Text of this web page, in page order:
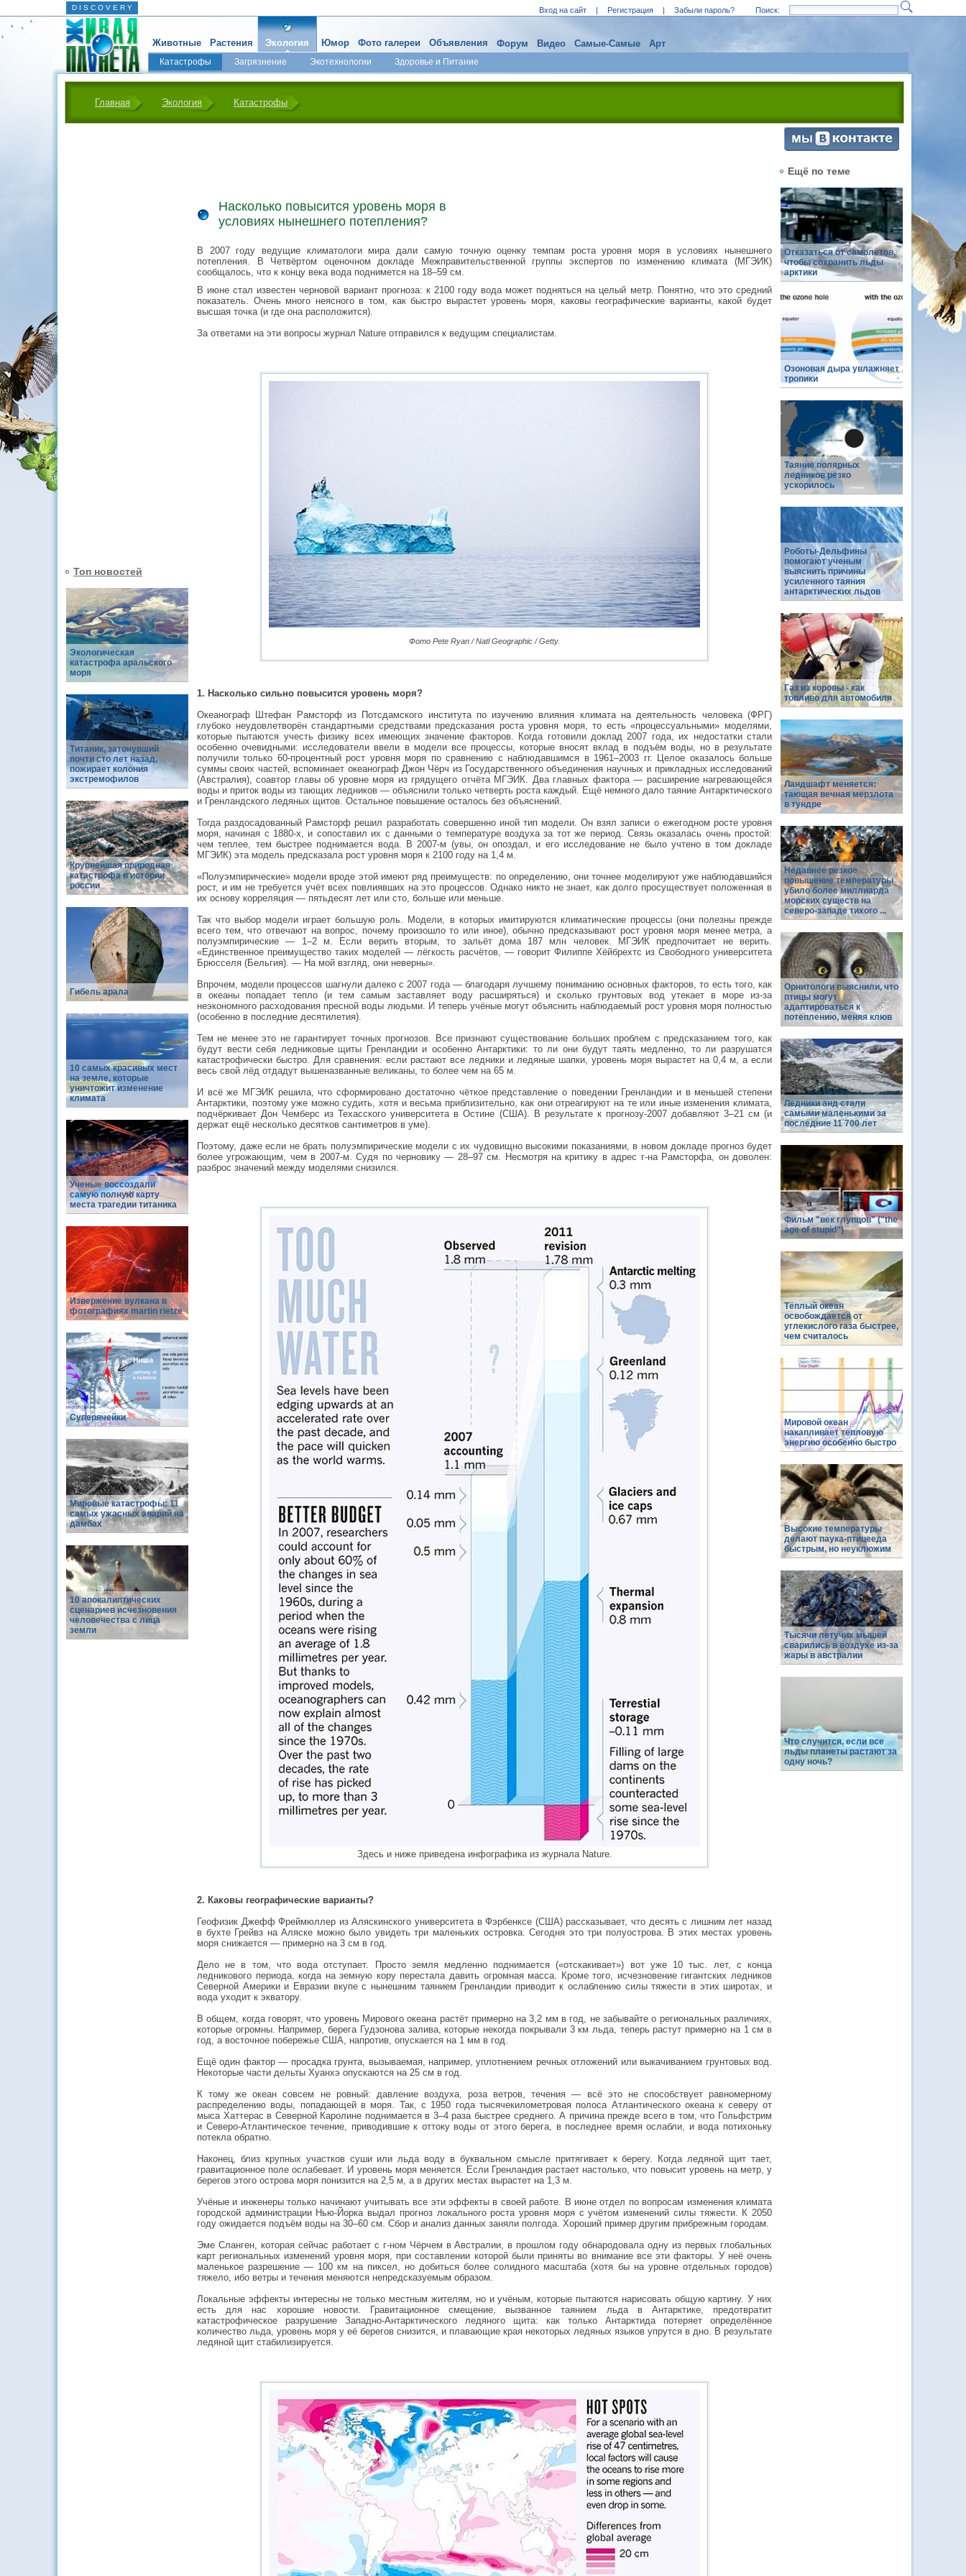
D I S C O V E R Y Вход на сайт | Регистрация | Забыли пароль? Поиск:
Животные Растения Экология
Катастрофы Загрязнение Экотехнологии Здоровье и Питание
Юмор Фото галереи Объявления Форум Видео Самые-Самые Арт
Главная Экология Катастрофы
Топ новостей
Экологическая
катастрофа аральского
моря
Титаник, затонувший
почти сто лет назад,
пожирает колония
экстремофилов
Крупнейшая природная
катастрофа в истории
россии
Гибель арала
10 самых красивых мест
на земле, которые
уничтожит изменение
климата
Ученые воссоздали
самую полную карту
места трагедии титаника
Извержение вулкана в
фотографиях martin rietze
Суперячейки
Мировые катастрофы: 11
самых ужасных аварий на
дамбах
10 апокалиптических
сценариев исчезновения
человечества с лица
земли
Насколько повысится уровень моря в
условиях нынешнего потепления?
В 2007 году ведущие климатологи мира дали самую точную оценку темпам роста уровня моря в условиях нынешнего
потепления. В Четвёртом оценочном докладе Межправительственной группы экспертов по изменению климата (МГЭИК)
сообщалось, что к концу века вода поднимется на 18–59 см.
В июне стал известен черновой вариант прогноза: к 2100 году вода может подняться на целый метр. Понятно, что это средний
показатель. Очень много неясного в том, как быстро вырастет уровень моря, каковы географические варианты, какой будет
высшая точка (и где она расположится).
За ответами на эти вопросы журнал Nature отправился к ведущим специалистам.
Фото Pete Ryan / Natl Geographic / Getty.
1. Насколько сильно повысится уровень моря?
Океанограф Штефан Рамсторф из Потсдамского института по изучению влияния климата на деятельность человека (ФРГ)
глубоко неудовлетворён стандартными средствами предсказания роста уровня моря, то есть «процессуальными» моделями,
которые пытаются учесть физику всех имеющих значение факторов. Когда готовили доклад 2007 года, их недостатки стали
особенно очевидными: исследователи ввели в модели все процессы, которые вносят вклад в подъём воды, но в результате
получили только 60-процентный рост уровня моря по сравнению с наблюдавшимся в 1961–2003 гг. Целое оказалось больше
суммы своих частей, вспоминает океанограф Джон Чёрч из Государственного объединения научных и прикладных исследований
(Австралия), соавтор главы об уровне моря из грядущего отчёта МГЭИК. Два главных фактора — расширение нагревающейся
воды и приток воды из тающих ледников — объяснили только четверть роста каждый. Ещё немного дало таяние Антарктического
и Гренландского ледяных щитов. Остальное повышение осталось без объяснений.
Тогда раздосадованный Рамсторф решил разработать совершенно иной тип модели. Он взял записи о ежегодном росте уровня
моря, начиная с 1880-х, и сопоставил их с данными о температуре воздуха за тот же период. Связь оказалась очень простой:
чем теплее, тем быстрее поднимается вода. В 2007-м (увы, он опоздал, и его исследование не было учтено в том докладе
МГЭИК) эта модель предсказала рост уровня моря к 2100 году на 1,4 м.
«Полуэмпирические» модели вроде этой имеют ряд преимуществ: по определению, они точнее моделируют уже наблюдавшийся
рост, и им не требуется учёт всех повлиявших на это процессов. Однако никто не знает, как долго просуществует положенная в
их основу корреляция — пятьдесят лет или сто, больше или меньше.
Так что выбор модели играет большую роль. Модели, в которых имитируются климатические процессы (они полезны прежде
всего тем, что отвечают на вопрос, почему произошло то или иное), обычно предсказывают рост уровня моря менее метра, а
полуэмпирические — 1–2 м. Если верить вторым, то зальёт дома 187 млн человек. МГЭИК предпочитает не верить.
«Единственное преимущество таких моделей — лёгкость расчётов, — говорит Филиппе Хёйбрехтс из Свободного университета
Брюсселя (Бельгия). — На мой взгляд, они неверны».
Впрочем, модели процессов шагнули далеко с 2007 года — благодаря лучшему пониманию основных факторов, то есть того, как
в океаны попадает тепло (и тем самым заставляет воду расширяться) и сколько грунтовых вод утекает в море из-за
неэкономного расходования пресной воды людьми. И теперь учёные могут объяснить наблюдаемый рост уровня моря полностью
(особенно в последние десятилетия).
Тем не менее это не гарантирует точных прогнозов. Все признают существование больших проблем с предсказанием того, как
будут вести себя ледниковые щиты Гренландии и особенно Антарктики: то ли они будут таять медленно, то ли разрушатся
катастрофически быстро. Для сравнения: если растают все ледники и ледяные шапки, уровень моря вырастет на 0,4 м, а если
весь свой лёд отдадут вышеназванные великаны, то более чем на 65 м.
И всё же МГЭИК решила, что сформировано достаточно чёткое представление о поведении Гренландии и в меньшей степени
Антарктики, поэтому уже можно судить, хотя и весьма приблизительно, как они отреагируют на те или иные изменения климата,
подчёркивает Дон Чемберс из Техасского университета в Остине (США). В результате к прогнозу-2007 добавляют 3–21 см (и
держат ещё несколько десятков сантиметров в уме).
Поэтому, даже если не брать полуэмпирические модели с их чудовищно высокими показаниями, в новом докладе прогноз будет
более угрожающим, чем в 2007-м. Судя по черновику — 28–97 см. Несмотря на критику в адрес г-на Рамсторфа, он доволен:
разброс значений между моделями снизился.
Здесь и ниже приведена инфографика из журнала Nature.
2. Каковы географические варианты?
Геофизик Джефф Фреймюллер из Аляскинского университета в Фэрбенксе (США) рассказывает, что десять с лишним лет назад
в бухте Грейвз на Аляске можно было увидеть три маленьких островка. Сегодня это три полуострова. В этих местах уровень
моря снижается — примерно на 3 см в год.
Дело не в том, что вода отступает. Просто земля медленно поднимается («отскакивает») вот уже 10 тыс. лет, с конца
ледникового периода, когда на земную кору перестала давить огромная масса. Кроме того, исчезновение гигантских ледников
Северной Америки и Евразии вкупе с нынешним таянием Гренландии приводит к ослаблению силы тяжести в этих широтах, и
вода уходит к экватору.
В общем, когда говорят, что уровень Мирового океана растёт примерно на 3,2 мм в год, не забывайте о региональных различиях,
которые огромны. Например, берега Гудзонова залива, которые некогда покрывали 3 км льда, теперь растут примерно на 1 см в
год, а восточное побережье США, напротив, опускается на 1 мм в год.
Ещё один фактор — просадка грунта, вызываемая, например, уплотнением речных отложений или выкачиванием грунтовых вод.
Некоторые части дельты Хуанхэ опускаются на 25 см в год.
К тому же океан совсем не ровный: давление воздуха, роза ветров, течения — всё это не способствует равномерному
распределению воды, попадающей в моря. Так, с 1950 года тысячекилометровая полоса Атлантического океана к северу от
мыса Хаттерас в Северной Каролине поднимается в 3–4 раза быстрее среднего. А причина прежде всего в том, что Гольфстрим
и Северо-Атлантическое течение, приводившие к оттоку воды от этого берега, в последнее время ослабли, и вода потихоньку
потекла обратно.
Наконец, близ крупных участков суши или льда воду в буквальном смысле притягивает к берегу. Когда ледяной щит тает,
гравитационное поле ослабевает. И уровень моря меняется. Если Гренландия растает настолько, что повысит уровень на метр, у
берегов этого острова моря понизится на 2,5 м, а в других местах вырастет на 1,3 м.
Учёные и инженеры только начинают учитывать все эти эффекты в своей работе. В июне отдел по вопросам изменения климата
городской администрации Нью-Йорка выдал прогноз локального роста уровня моря с учётом изменений силы тяжести. К 2050
году ожидается подъём воды на 30–60 см. Сбор и анализ данных заняли полгода. Хороший пример другим прибрежным городам.
Эме Сланген, которая сейчас работает с г-ном Чёрчем в Австралии, в прошлом году обнародовала одну из первых глобальных
карт региональных изменений уровня моря, при составлении которой были приняты во внимание все эти факторы. У неё очень
маленькое разрешение — 100 км на пиксел, но добиться более солидного масштаба (хотя бы на уровне отдельных городов)
тяжело, ибо ветры и течения меняются непредсказуемым образом.
Локальные эффекты интересны не только местным жителям, но и учёным, которые пытаются нарисовать общую картину. У них
есть для нас хорошие новости. Гравитационное смещение, вызванное таянием льда в Антарктике, предотвратит
катастрофическое разрушение Западно-Антарктического ледяного щита: как только Антарктида потеряет определённое
количество льда, уровень моря у её берегов снизится, и плавающие края некоторых ледяных языков упрутся в дно. В результате
ледяной щит стабилизируется.
Ещё по теме
Отказаться от самолётов,
чтобы сохранить льды
арктики
Озоновая дыра увлажняет
тропики
Таяние полярных
ледников резко
ускорилось
Роботы-Дельфины
помогают ученым
выяснить причины
усиленного таяния
антарктических льдов
Газ из коровы - как
топливо для автомобиля
Ландшафт меняется:
тающая вечная мерзлота
в тундре
Недавнее резкое
повышение температуры
убило более миллиарда
морских существ на
северо-западе тихого ...
Орнитологи выяснили, что
птицы могут
адаптироваться к
потеплению, меняя клюв
Ледники анд стали
самыми маленькими за
последние 11 700 лет
Фильм "век глупцов" ("the
age of stupid")
Тёплый океан
освобождается от
углекислого газа быстрее,
чем считалось
Мировой океан
накапливает тепловую
энергию особенно быстро
Высокие температуры
делают паука-птицееда
быстрым, но неуклюжим
Тысячи летучих мышей
сварились в воздухе из-за
жары в австралии
Что случится, если все
льды планеты растают за
одну ночь?